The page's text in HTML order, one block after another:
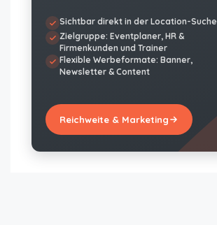
Sichtbar direkt in der Location-Suche
Zielgruppe: Eventplaner, HR &
Firmenkunden und Trainer
Flexible Werbeformate: Banner,
Newsletter & Content
Reichweite & Marketing